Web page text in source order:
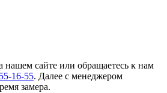
нашем сайте или обращаетесь к нам
16-55. Далее с менеджером
замера.